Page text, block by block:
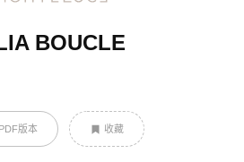
BOUCLE
版本 收藏